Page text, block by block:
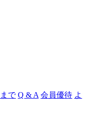
ャ
で Q & A 会員優待 よ